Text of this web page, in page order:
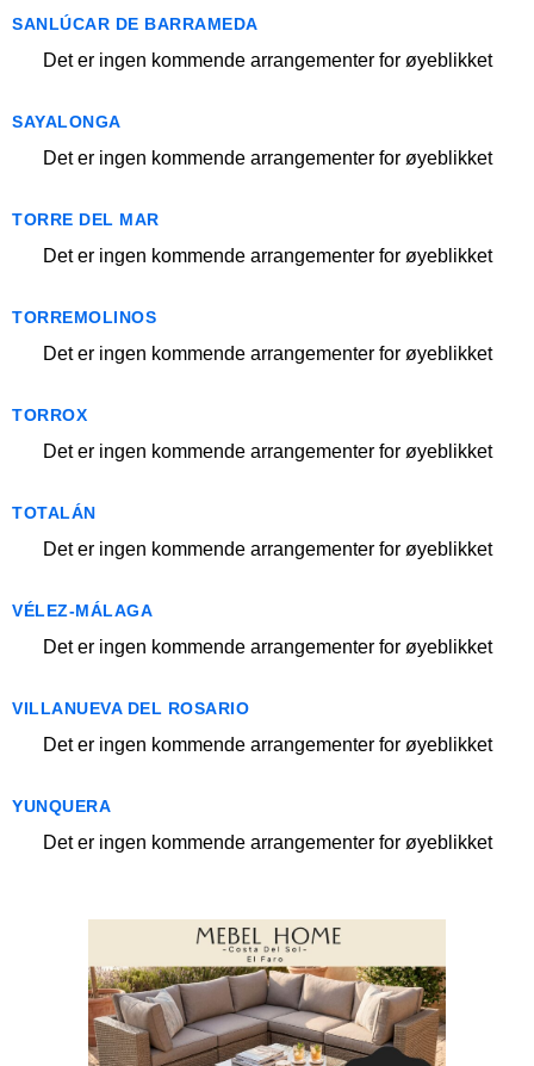
SANLÚCAR DE BARRAMEDA
Det er ingen kommende arrangementer for øyeblikket
SAYALONGA
Det er ingen kommende arrangementer for øyeblikket
TORRE DEL MAR
Det er ingen kommende arrangementer for øyeblikket
TORREMOLINOS
Det er ingen kommende arrangementer for øyeblikket
TORROX
Det er ingen kommende arrangementer for øyeblikket
TOTALÁN
Det er ingen kommende arrangementer for øyeblikket
VÉLEZ-MÁLAGA
Det er ingen kommende arrangementer for øyeblikket
VILLANUEVA DEL ROSARIO
Det er ingen kommende arrangementer for øyeblikket
YUNQUERA
Det er ingen kommende arrangementer for øyeblikket